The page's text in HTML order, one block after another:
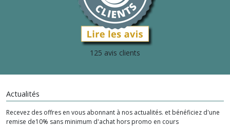
125 avis clients
Actualités
Recevez des offres en vous abonnant à nos actualités. et bénéficiez d'une
remise de10% sans minimum d'achat hors promo en cours